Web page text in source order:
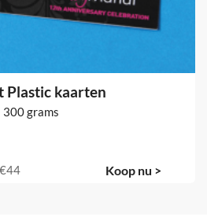
Plastic kaarten
300 grams
€44 Koop nu >